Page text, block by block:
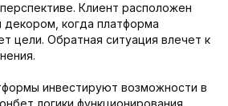
Клиент расположен
декором, когда платформа
цели. Обратная ситуация влечет к
инвестируют возможности в
логики функционирования.